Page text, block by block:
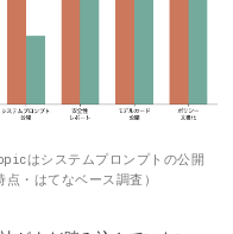
はシステムプロンプトの公開
・はてなベース調査）